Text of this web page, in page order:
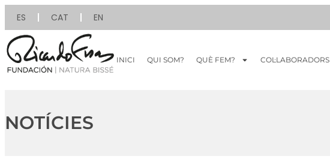
ES CAT EN
INICI QUI SOM? QUÈ FEM? COL·LABORADORS
NOTÍCIES